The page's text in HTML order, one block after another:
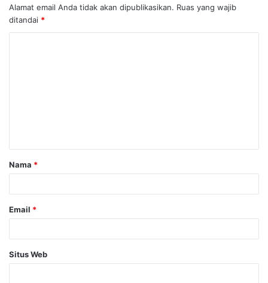
Alamat email Anda tidak akan dipublikasikan. Ruas yang wajib
ditandai *
a
r
Nama *
Email *
Situs Web